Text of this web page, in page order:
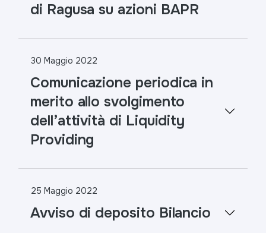
di Ragusa su azioni BAPR
30 Maggio 2022
Comunicazione periodica in
merito allo svolgimento
dell’attività di Liquidity
Providing
25 Maggio 2022
Avviso di deposito Bilancio